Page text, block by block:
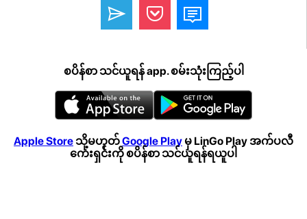
စပိန်စာ သင်ယူရန် app. စမ်းသုံးကြည့်ပါ
Apple Storeသို့မဟုတ်Google Play မှ LinGo Play အက်ပလီ
ကေးရှင်းကို စပိန်စာ သင်ယူရန်ရယူပါ